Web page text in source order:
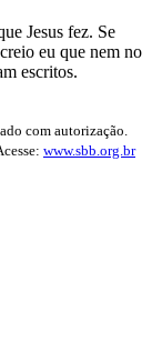
Jesus fez. Se
eu que nem no
escritos.
com autorização.
www.sbb.org.br